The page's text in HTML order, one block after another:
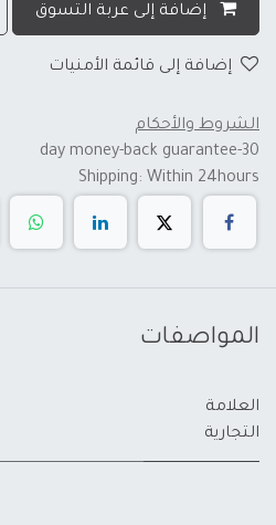
إضافة إلى عربة التسوق
إضافة إلى قائمة الأمنيات
الشروط والأحكام
30-day money-back guarantee
Shipping: Within 24hours
المواصفات
العلامة
التجارية